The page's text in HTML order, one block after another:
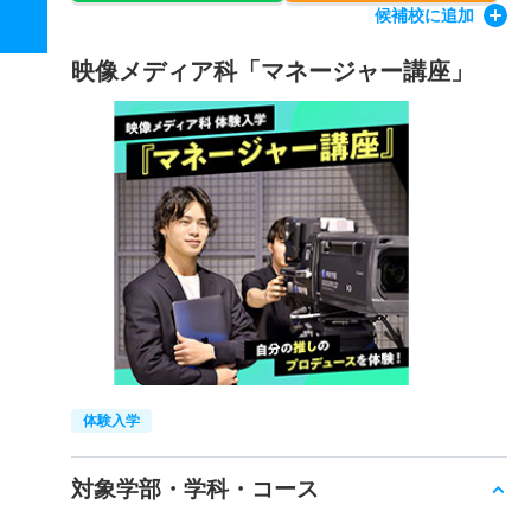
候補校に追加
映像メディア科「マネージャー講座」
体験入学
対象学部・学科・コース